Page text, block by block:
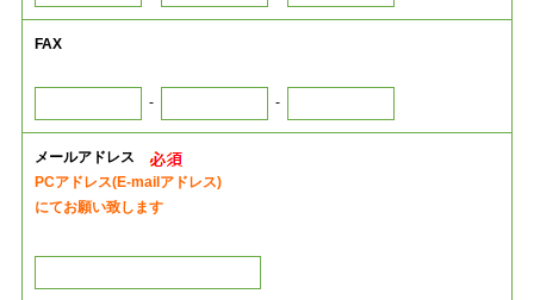
FAX
- -
メールアドレス
PCアドレス(E-mailアドレス)
にてお願い致します